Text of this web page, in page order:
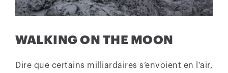
WALKING ON THE MOON
Dire que certains milliardaires s’envoient en l’air,